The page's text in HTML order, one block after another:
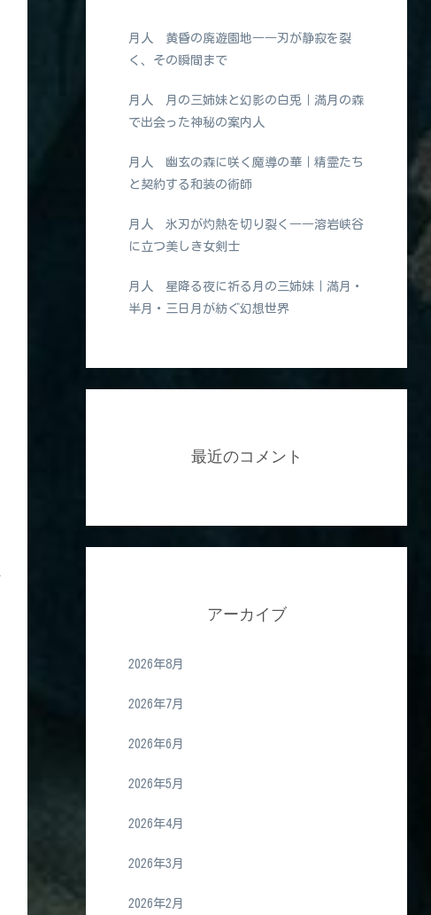
月人 黄昏の廃遊園地――刃が静寂を裂
く、その瞬間まで
月人 月の三姉妹と幻影の白兎｜満月の森
で出会った神秘の案内人
月人 幽玄の森に咲く魔導の華｜精霊たち
と契約する和装の術師
月人 氷刃が灼熱を切り裂く――溶岩峡谷
に立つ美しき女剣士
月人 星降る夜に祈る月の三姉妹｜満月・
半月・三日月が紡ぐ幻想世界
最近のコメント
アーカイブ
2026年8月
2026年7月
2026年6月
2026年5月
2026年4月
2026年3月
2026年2月